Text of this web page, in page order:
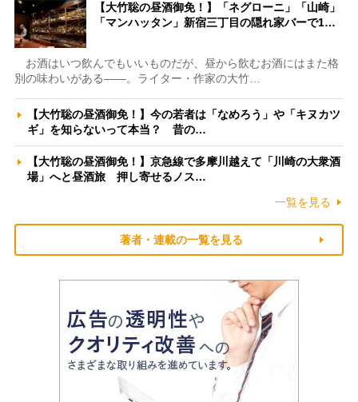
【大竹聡の昼酒御免！】「ネグローニ」「山崎」
「マンハッタン」新宿三丁目の隠れ家バーで1…
お酒はいつ飲んでもいいものだが、昼から飲むお酒にはまた格
別の味わいがある――。ライター・作家の大竹…
【大竹聡の昼酒御免！】今の若者は「なめろう」や「キヌカツ
ギ」を知らないって本当？ 昔の…
【大竹聡の昼酒御免！】京急線で多摩川越えて「川崎の大衆酒
場」へと昼酒旅 押し寄せるノス…
一覧を見る
著者・連載の一覧を見る